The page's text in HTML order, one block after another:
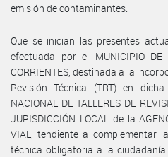
emisión de contaminantes.
Que se inician las presentes
efectuada por el MUNICIPIO DE
CORRIENTES, destinada a la
Revisión Técnica (TRT) en
NACIONAL DE TALLERES DE
JURISDICCIÓN LOCAL de la
VIAL, tendiente a complementar
técnica obligatoria a la